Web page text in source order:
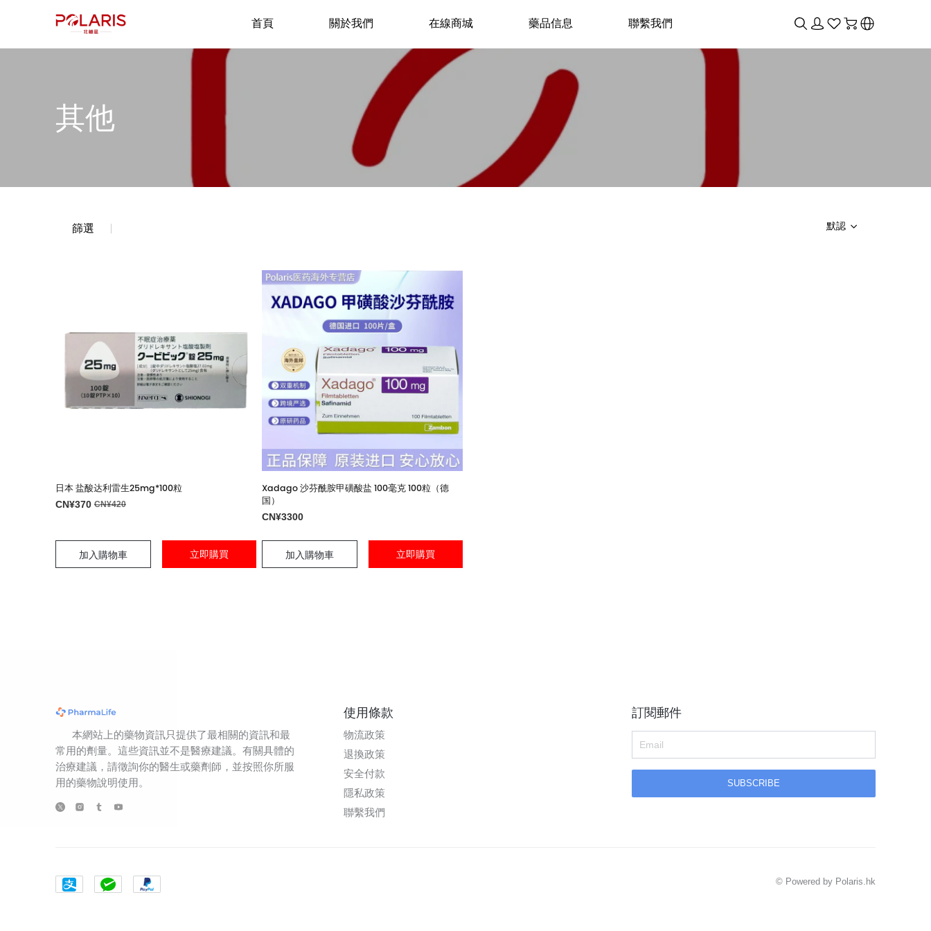
首頁 關於我們 在線商城 藥品信息 聯繫我們
其他
篩選 默認
日本 盐酸达利雷生25mg*100粒
CN¥370 CN¥420
加入購物車 立即購買
Xadago 沙芬酰胺甲磺酸盐 100毫克 100粒（德
国）
CN¥3300
加入購物車 立即購買
本網站上的藥物資訊只提供了最相關的資訊和最
常用的劑量。這些資訊並不是醫療建議。有關具體的
治療建議，請徵詢你的醫生或藥劑師，並按照你所服
用的藥物說明使用。
使用條款
物流政策
退換政策
安全付款
隱私政策
聯繫我們
訂閱郵件
SUBSCRIBE
© Powered by Polaris.hk